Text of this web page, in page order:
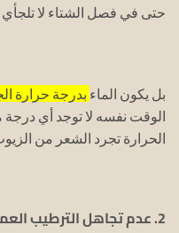
حتى في فصل الشتاء لا تلجأي
بل يكون الماء بدرجة حرارة
الوقت نفسه لا توجد أي
الحرارة تجرد الشعر من
2. عدم تجاهل الترطيب العميق: